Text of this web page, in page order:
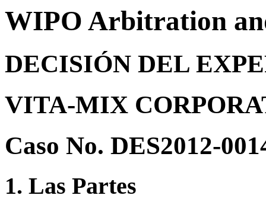
WIPO Arbitration
DECISIÓN DEL
VITA-MIX
Caso No. DES2012-
1. Las Partes